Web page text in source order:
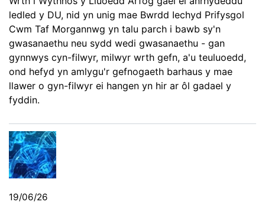
ledled y DU, nid yn unig mae Bwrdd Iechyd Prifysgol
Cwm Taf Morgannwg yn talu parch i bawb sy'n
gwasanaethu neu sydd wedi gwasanaethu - gan
gynnwys cyn-filwyr, milwyr wrth gefn, a'u teuluoedd,
ond hefyd yn amlygu'r gefnogaeth barhaus y mae
llawer o gyn-filwyr ei hangen yn hir ar ôl gadael y
fyddin.
19/06/26